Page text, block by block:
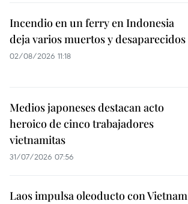
Incendio en un ferry en Indonesia
deja varios muertos y desaparecidos
02/08/2026 11:18
Medios japoneses destacan acto
heroico de cinco trabajadores
vietnamitas
31/07/2026 07:56
Laos impulsa oleoducto con Vietnam